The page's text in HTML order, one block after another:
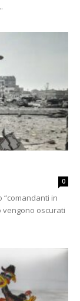
0
“comandanti in
vengono oscurati